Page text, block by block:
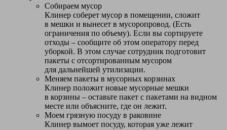
Собираем мусор
Клинер соберет мусор в помещении, сложит
в мешки и вынесет в мусоропровод. (Есть
ограничения по объему). Если вы сортируете
отходы – сообщите об этом оператору перед
уборкой. В этом случае сотрудник подготовит
пакеты с отсортированным мусором
для дальнейшей утилизации.
Меняем пакеты в мусорных корзинах
Клинер положит новые мусорные мешки
в корзины – оставьте пакет с пакетами на видном
месте или объясните, где он лежит.
Моем грязную посуду в раковине
Клинер вымоет посуду, которая уже лежит